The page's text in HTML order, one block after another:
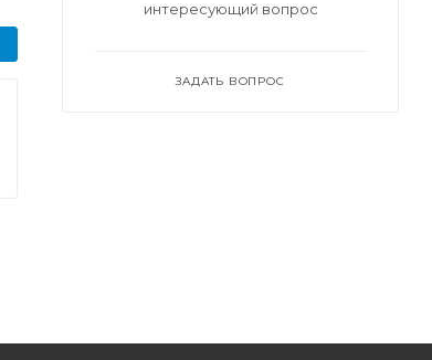
интересующий вопрос
ЗАДАТЬ ВОПРОС